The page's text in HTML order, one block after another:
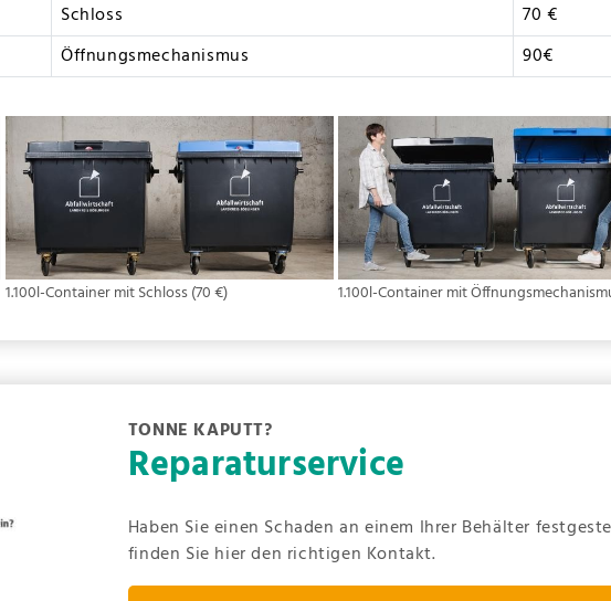
Schloss
70 €
Öffnungsmechanismus 90€
1.100l-Container mit Schloss (70 €) 1.100l-Container mit
TONNE KAPUTT?
Reparaturservice
Haben Sie einen Schaden an einem Ihrer Behälter
finden Sie hier den richtigen Kontakt.